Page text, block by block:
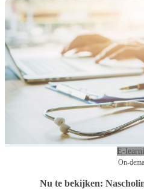
E-
On-
Nu te bekijken: